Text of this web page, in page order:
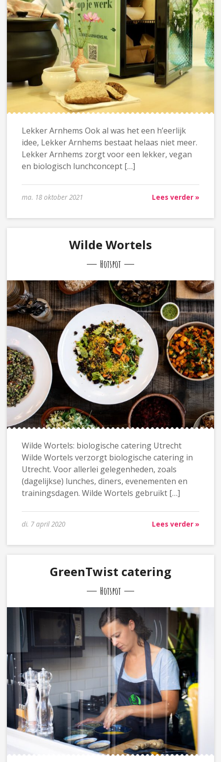
Lekker Arnhems Ook al was het een h’eerlijk
idee, Lekker Arnhems bestaat helaas niet meer.
Lekker Arnhems zorgt voor een lekker, vegan
en biologisch lunchconcept […]
ma. 18 oktober 2021 Lees verder »
Wilde Wortels
Hotspot
Wilde Wortels: biologische catering Utrecht
Wilde Wortels verzorgt biologische catering in
Utrecht. Voor allerlei gelegenheden, zoals
(dagelijkse) lunches, diners, evenementen en
trainingsdagen. Wilde Wortels gebruikt […]
di. 7 april 2020 Lees verder »
GreenTwist catering
Hotspot